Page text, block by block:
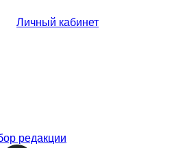
Личный кабинет
редакции